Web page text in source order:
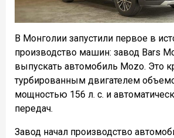
В Монголии запустили первое в
производство машин: завод Bars
выпускать автомобиль Mozo. Это
турбированным двигателем
мощностью 156 л. с. и
передач.
Завод начал производство